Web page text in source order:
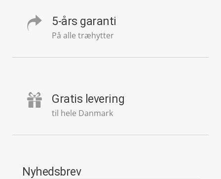
5-års garanti
På alle træhytter
Gratis levering
til hele Danmark
Nyhedsbrev